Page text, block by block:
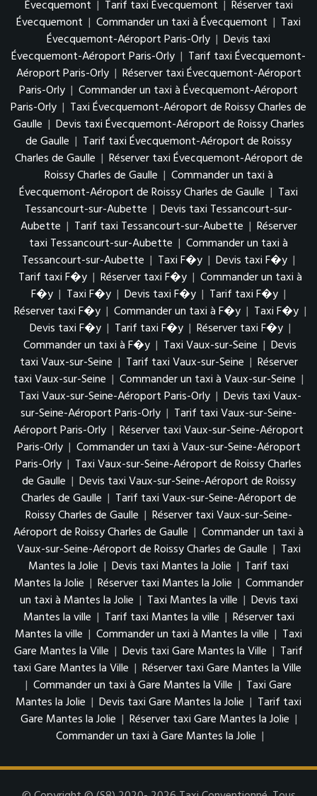
Évecquemont | Tarif taxi Évecquemont | Réserver taxi
Évecquemont | Commander un taxi à Évecquemont | Taxi
Évecquemont-Aéroport Paris-Orly | Devis taxi
Évecquemont-Aéroport Paris-Orly | Tarif taxi Évecquemont-
Aéroport Paris-Orly | Réserver taxi Évecquemont-Aéroport
Paris-Orly | Commander un taxi à Évecquemont-Aéroport
Paris-Orly | Taxi Évecquemont-Aéroport de Roissy Charles de
Gaulle | Devis taxi Évecquemont-Aéroport de Roissy Charles
de Gaulle | Tarif taxi Évecquemont-Aéroport de Roissy
Charles de Gaulle | Réserver taxi Évecquemont-Aéroport de
Roissy Charles de Gaulle | Commander un taxi à
Évecquemont-Aéroport de Roissy Charles de Gaulle | Taxi
Tessancourt-sur-Aubette | Devis taxi Tessancourt-sur-
Aubette | Tarif taxi Tessancourt-sur-Aubette | Réserver
taxi Tessancourt-sur-Aubette | Commander un taxi à
Tessancourt-sur-Aubette | Taxi F�y | Devis taxi F�y |
Tarif taxi F�y | Réserver taxi F�y | Commander un taxi à
F�y | Taxi F�y | Devis taxi F�y | Tarif taxi F�y |
Réserver taxi F�y | Commander un taxi à F�y | Taxi F�y |
Devis taxi F�y | Tarif taxi F�y | Réserver taxi F�y |
Commander un taxi à F�y | Taxi Vaux-sur-Seine | Devis
taxi Vaux-sur-Seine | Tarif taxi Vaux-sur-Seine | Réserver
taxi Vaux-sur-Seine | Commander un taxi à Vaux-sur-Seine |
Taxi Vaux-sur-Seine-Aéroport Paris-Orly | Devis taxi Vaux-
sur-Seine-Aéroport Paris-Orly | Tarif taxi Vaux-sur-Seine-
Aéroport Paris-Orly | Réserver taxi Vaux-sur-Seine-Aéroport
Paris-Orly | Commander un taxi à Vaux-sur-Seine-Aéroport
Paris-Orly | Taxi Vaux-sur-Seine-Aéroport de Roissy Charles
de Gaulle | Devis taxi Vaux-sur-Seine-Aéroport de Roissy
Charles de Gaulle | Tarif taxi Vaux-sur-Seine-Aéroport de
Roissy Charles de Gaulle | Réserver taxi Vaux-sur-Seine-
Aéroport de Roissy Charles de Gaulle | Commander un taxi à
Vaux-sur-Seine-Aéroport de Roissy Charles de Gaulle | Taxi
Mantes la Jolie | Devis taxi Mantes la Jolie | Tarif taxi
Mantes la Jolie | Réserver taxi Mantes la Jolie | Commander
un taxi à Mantes la Jolie | Taxi Mantes la ville | Devis taxi
Mantes la ville | Tarif taxi Mantes la ville | Réserver taxi
Mantes la ville | Commander un taxi à Mantes la ville | Taxi
Gare Mantes la Ville | Devis taxi Gare Mantes la Ville | Tarif
taxi Gare Mantes la Ville | Réserver taxi Gare Mantes la Ville
| Commander un taxi à Gare Mantes la Ville | Taxi Gare
Mantes la Jolie | Devis taxi Gare Mantes la Jolie | Tarif taxi
Gare Mantes la Jolie | Réserver taxi Gare Mantes la Jolie |
Commander un taxi à Gare Mantes la Jolie |